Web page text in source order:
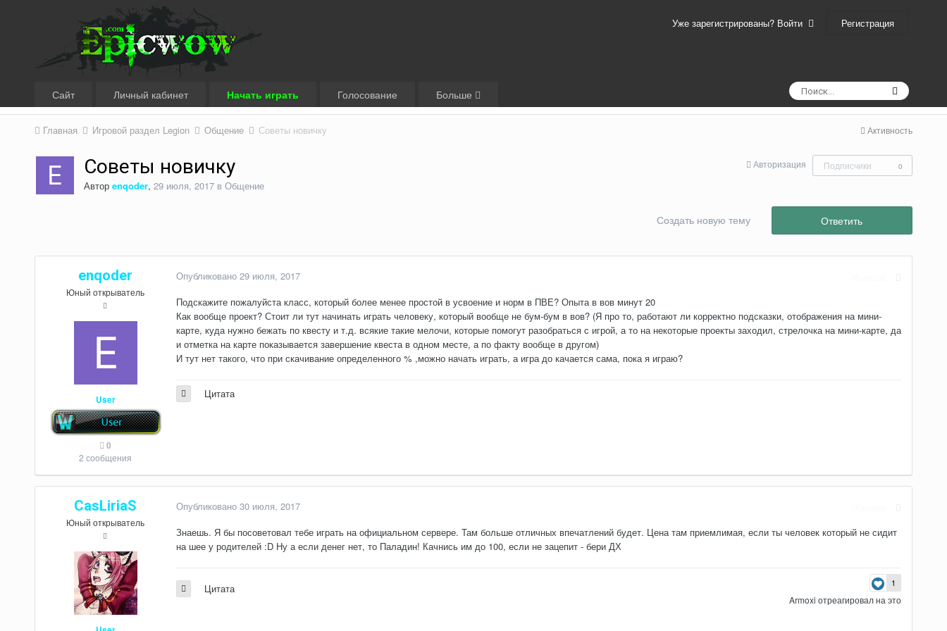
Уже зарегистрированы? Войти Регистрация
Сайт Личный кабинет Начать играть Голосование Больше
Активность
Главная Игровой раздел Legion Общение Советы новичку
Авторизация Подписчики 0
Советы новичку
Автор enqoder, 29 июля, 2017в Общение
Ответить
Создать новую тему
enqoder
Юный открыватель
User
0
2 сообщения
Опубликовано 29 июля, 2017
Подскажите пожалуйста класс, который более менее простой в усвоение и норм в ПВЕ? Опыта в вов минут 20
Как вообще проект? Стоит ли тут начинать играть человеку, который вообще не бум-бум в вов? (Я про то, работают ли корректно подсказки, отображения на мини-
карте, куда нужно бежать по квесту и т.д. всякие такие мелочи, которые помогут разобраться с игрой, а то на некоторые проекты заходил, стрелочка на мини-карте, да
и отметка на карте показывается завершение квеста в одном месте, а по факту вообще в другом)
И тут нет такого, что при скачивание определенного % ,можно начать играть, а игра до качается сама, пока я играю?
Цитата
CasLiriaS
Юный открыватель
Опубликовано 30 июля, 2017
Знаешь. Я бы посоветовал тебе играть на официальном сервере. Там больше отличных впечатлений будет. Цена там приемлимая, если ты человек который не сидит
на шее у родителей :D Ну а если денег нет, то Паладин! Качнись им до 100, если не зацепит - бери ДХ
1
Armoxi отреагировал на это
Цитата